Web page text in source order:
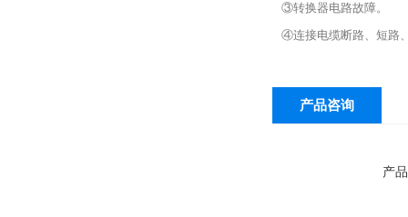
③转换器电路故障。
④连接电缆断路、短路
产品咨询
产